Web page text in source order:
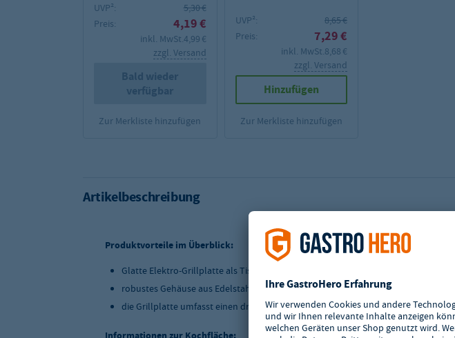
Laffengröße/cm 12x8,5
Gesamtlänge/cm 27
UVP²:
5,30 €
Preis:
4,19 €
inkl. MwSt.4,99 €
zzgl. Versand
Bald wieder
verfügbar
Zur Merkliste hinzufügen
UVP²:
8,65 €
Preis:
7,29 €
inkl. MwSt.8,68 €
zzgl. Versand
Hinzufügen
Zur Merkliste hinzufügen
Artikelbeschreibung
Produktvorteile im Überblick:
Glatte Elektro-Grillplatte als Tischgerät
robustes Gehäuse aus Edelstahl AISI 201
die Grillplatte umfasst einen dreiseitigen Spritzschutz für optimale